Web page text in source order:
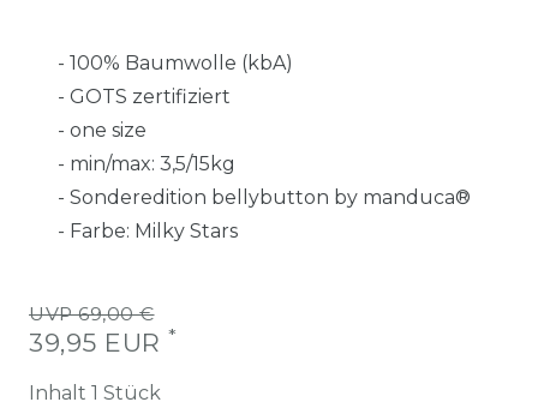
- 100% Baumwolle (kbA)
- GOTS zertifiziert
- one size
- min/max: 3,5/15kg
- Sonderedition bellybutton by manduca®
- Farbe: Milky Stars
UVP 69,00 €
39,95 EUR *
Inhalt 1 Stück